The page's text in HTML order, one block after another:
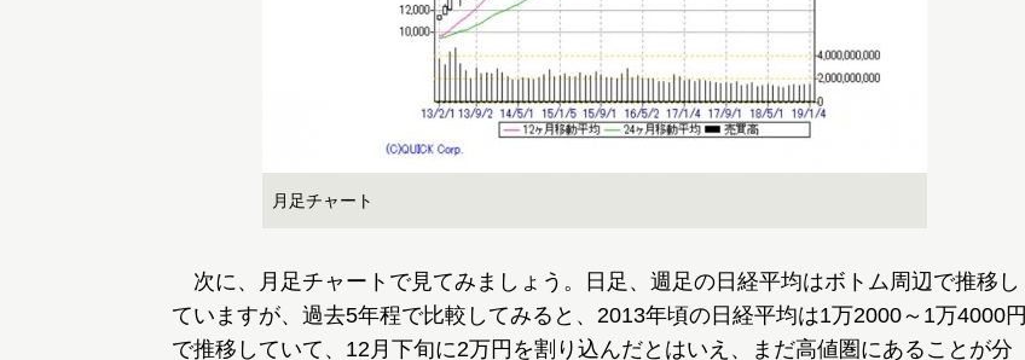
月足チャート
次に、月足チャートで見てみましょう。日足、週足の日経平均はボトム周辺で推移し
ていますが、過去5年程で比較してみると、2013年頃の日経平均は1万2000～1万4000円
で推移していて、12月下旬に2万円を割り込んだとはいえ、まだ高値圏にあることが分